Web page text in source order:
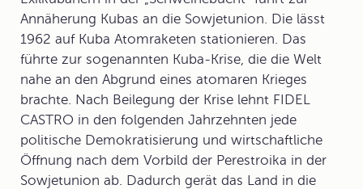
Annäherung Kubas an die Sowjetunion. Die lässt
1962 auf Kuba Atomraketen stationieren. Das
führte zur sogenannten Kuba-Krise, die die Welt
nahe an den Abgrund eines atomaren Krieges
brachte. Nach Beilegung der Krise lehnt FIDEL
CASTRO in den folgenden Jahrzehnten jede
politische Demokratisierung und wirtschaftliche
Öffnung nach dem Vorbild der Perestroika in der
Sowjetunion ab. Dadurch gerät das Land in die